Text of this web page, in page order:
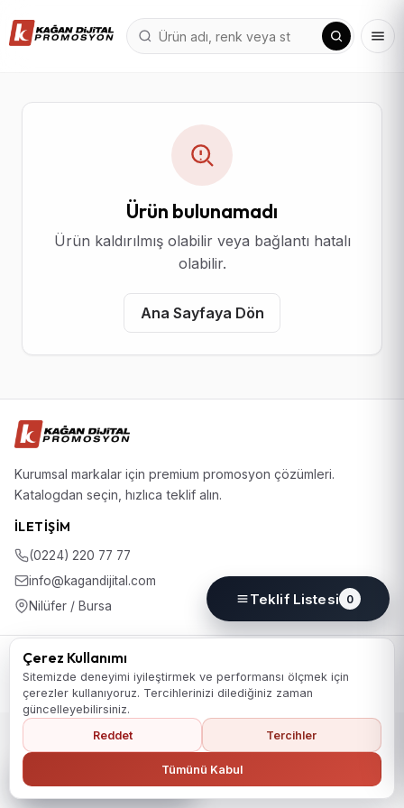
Ürün bulunamadı
Ürün kaldırılmış olabilir veya bağlantı hatalı
olabilir.
Ana Sayfaya Dön
Kurumsal markalar için premium promosyon çözümleri.
Katalogdan seçin, hızlıca teklif alın.
İLETIŞIM
(0224) 220 77 77
info@kagandijital.com
Nilüfer / Bursa
© 2026 KD Promosyon. Tüm hakları saklıdır.
KoleksiyonHakkımızdaİletişimKVKK Aydınlatma Metni
Gizlilik PolitikasıÇerez PolitikasıÇerez Tercihleri
Ana Sayfaya Dön
Teklif Listesi 0
Çerez Kullanımı
Sitemizde deneyimi iyileştirmek ve performansı ölçmek için
çerezler kullanıyoruz. Tercihlerinizi dilediğiniz zaman
güncelleyebilirsiniz.
Reddet
Tercihler
Tümünü Kabul